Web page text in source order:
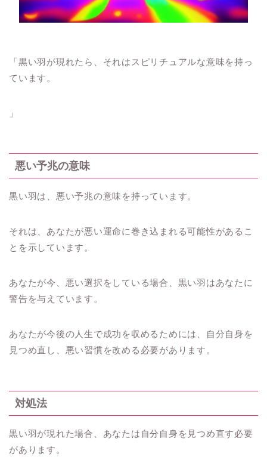
「黒い羽が現れたら、それはスピリチュアルな意味を持っ
ています。
」
悪い予兆の意味
黒い羽は、悪い予兆の意味を持っています。
それは、あなたが悪い運命に巻き込まれる可能性があるこ
とを示しています。
あなたが今、悪い選択をしている場合、黒い羽はあなたに
警告を与えています。
あなたが今後の人生で成功を収めるためには、自分自身を
見つめ直し、悪い習慣を改める必要があります。
対処法
黒い羽が現れた場合、あなたは自分自身を見つめ直す必要
があります。